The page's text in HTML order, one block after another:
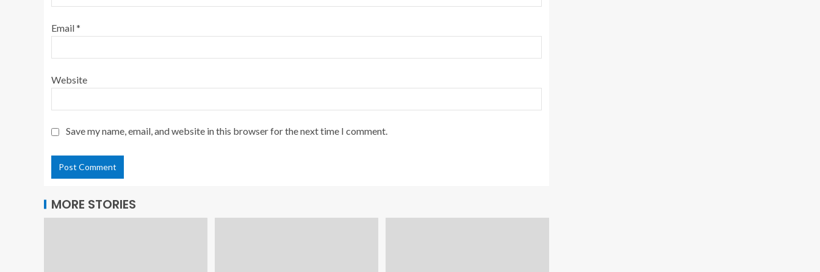
Email*
Website
Save my name, email, and website in this browser for the next time I comment.
MORE STORIES